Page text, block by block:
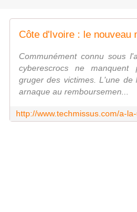
Communément connu sous
cyberescrocs ne
gruger des victimes. L'une
arnaque au remboursemen...